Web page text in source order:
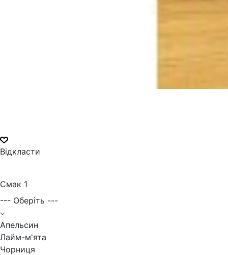
Відкласти
Смак 1
--- Оберіть ---
Апельсин
Лайм-м'ята
Чорниця